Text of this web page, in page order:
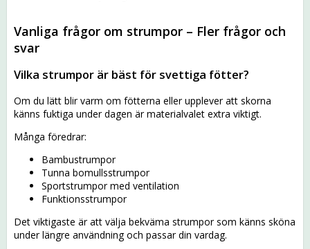
Vanliga frågor om strumpor – Fler frågor och
svar
Vilka strumpor är bäst för svettiga fötter?
Om du lätt blir varm om fötterna eller upplever att skorna
känns fuktiga under dagen är materialvalet extra viktigt.
Många föredrar:
Bambustrumpor
Tunna bomullsstrumpor
Sportstrumpor med ventilation
Funktionsstrumpor
Det viktigaste är att välja bekväma strumpor som känns sköna
under längre användning och passar din vardag.